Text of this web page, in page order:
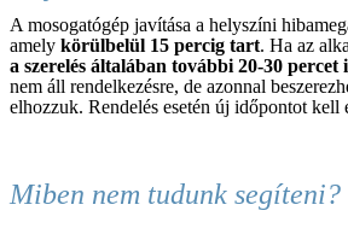
A mosogatógép javítása a helyszíni
amely körülbelül 15 percig tart. Ha az
a szerelés általában további 20-30 percet
nem áll rendelkezésre, de azonnal
elhozzuk. Rendelés esetén új időpontot kell
Miben nem tudunk segíteni?